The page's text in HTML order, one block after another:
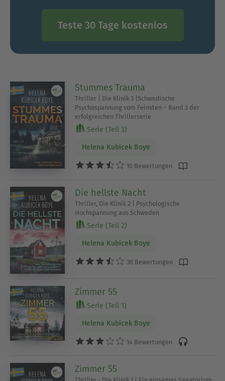
Teste 30 Tage kostenlos
Stummes Trauma
Thriller | Die Klinik 3 |Schwedische
Psychospannung vom Feinsten – Band 3 der
erfolgreichen Thrillerserie
Serie (Teil 3)
Helena Kubicek Boye
10 Bewertungen
Die hellste Nacht
Thriller, Die Klinik 2 | Psychologische
Hochspannung aus Schweden
Serie (Teil 2)
Helena Kubicek Boye
38 Bewertungen
Zimmer 55
Serie (Teil 1)
Helena Kubicek Boye
14 Bewertungen
Zimmer 55